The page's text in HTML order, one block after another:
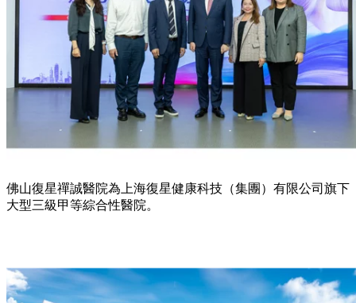
佛山復星禪誠醫院為上海復星健康科技（集團）有限公司旗下
大型三級甲等綜合性醫院。